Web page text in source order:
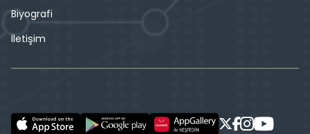
Biyografi
İletişim